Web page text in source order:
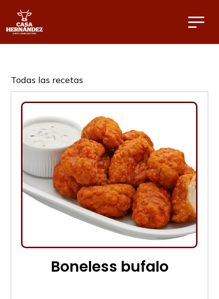
Todas las recetas
Boneless bufalo